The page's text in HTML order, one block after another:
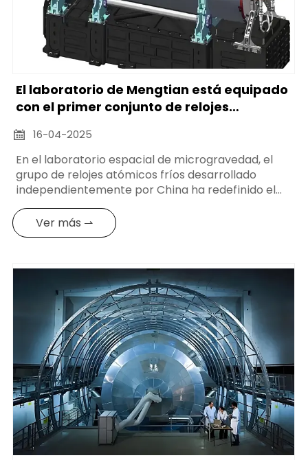
El laboratorio de Mengtian está equipado
con el primer conjunto de relojes
 16-04-2025
En el laboratorio espacial de microgravedad, el
grupo de relojes atómicos fríos desarrollado
independientemente por China ha redefinido el
punto de referencia espacio-temporal con una
precisión de menos de 1 segundo de error cada 30
millones de años. La combinación del reloj de
solo ayuda al sistema Beidou a lograr un
posicionamiento a nivel centimétrico, sino que
también permite a China liberarse
completamente de la historia de estar restringida
por otros en los componentes clave en el campo
de la navegación, forjando así el ancla del tiempo
para la exploración espacial.
Ver más ⇀